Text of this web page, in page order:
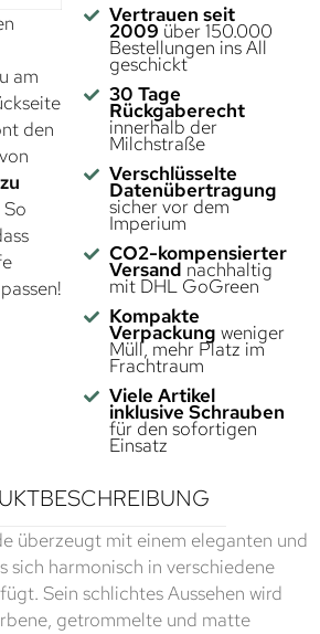
am
den
So
Vertrauen seit
2009über 150.000
Bestellungen ins All
geschickt
30 Tage
Rückgaberecht
innerhalb der
Milchstraße
Verschlüsselte
Datenübertragung
sicher vor dem
Imperium
CO2-kompensierter
Versand nachhaltig
mit DHL GoGreen
Kompakte
Verpackung weniger
Müll, mehr Platz im
Frachtraum
Viele Artikel
inklusive Schrauben
für den sofortigen
Einsatz
überzeugt mit einem eleganten und
sich harmonisch in verschiedene
Sein schlichtes Aussehen wird
getrommelte und matte